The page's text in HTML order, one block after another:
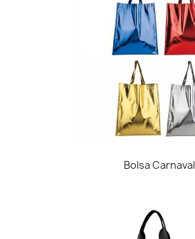
Bolsa Carnaval